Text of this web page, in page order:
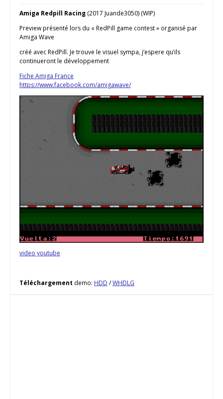
Amiga Redpill Racing (2017 Juande3050) (WIP)
Preview présenté lors du « RedPill game contest » organisé par
Amiga Wave
créé avec RedPill. Je trouve le visuel sympa, j’espere qu’ils
continueront le développement
Fiche Amiga France
https://www.facebook.com/amigawave/
video youtube
Téléchargement demo: HDD /WHDLG